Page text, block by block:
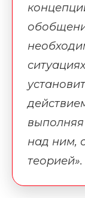
над ним,
теорией».